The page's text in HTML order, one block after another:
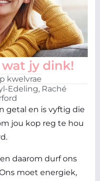
wat jy dink!
kwelvrae
Edeling, Raché
getal en is vyftig die
jou kop reg te hou
daarom durf ons
moet energiek,